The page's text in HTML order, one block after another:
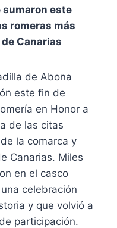
sumaron este
romeras más
Canarias
de Abona
este fin de
en Honor a
de las citas
la comarca y
Canarias. Miles
en el casco
celebración
y que volvió a
participación.